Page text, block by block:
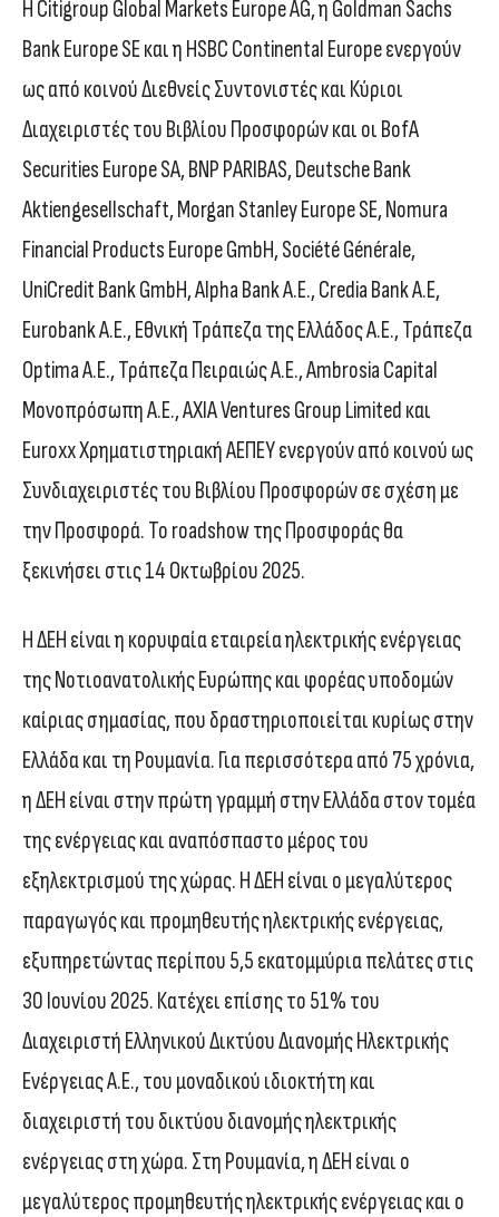
H Citigroup Global Markets Europe AG, η Goldman Sachs
Bank Europe SE και η HSBC Continental Europe ενεργούν
ως από κοινού Διεθνείς Συντονιστές και Κύριοι
Διαχειριστές του Βιβλίου Προσφορών και οι BofA
Securities Europe SA, BNP PARIBAS, Deutsche Bank
Aktiengesellschaft, Morgan Stanley Europe SE, Nomura
Financial Products Europe GmbH, Société Générale,
UniCredit Bank GmbH, Alpha Bank Α.Ε., Credia Bank Α.Ε,
Eurobank Α.Ε., Εθνική Τράπεζα της Ελλάδος Α.Ε., Τράπεζα
Optima Α.Ε., Τράπεζα Πειραιώς Α.Ε., Ambrosia Capital
Μονοπρόσωπη Α.Ε., AXIA Ventures Group Limited και
Euroxx Χρηματιστηριακή ΑΕΠΕΥ ενεργούν από κοινού ως
Συνδιαχειριστές του Βιβλίου Προσφορών σε σχέση με
την Προσφορά. Το roadshow της Προσφοράς θα
ξεκινήσει στις 14 Οκτωβρίου 2025.
Η ΔΕΗ είναι η κορυφαία εταιρεία ηλεκτρικής ενέργειας
της Νοτιοανατολικής Ευρώπης και φορέας υποδομών
καίριας σημασίας, που δραστηριοποιείται κυρίως στην
Ελλάδα και τη Ρουμανία. Για περισσότερα από 75 χρόνια,
η ΔΕΗ είναι στην πρώτη γραμμή στην Ελλάδα στον τομέα
της ενέργειας και αναπόσπαστο μέρος του
εξηλεκτρισμού της χώρας. Η ΔΕΗ είναι ο μεγαλύτερος
παραγωγός και προμηθευτής ηλεκτρικής ενέργειας,
εξυπηρετώντας περίπου 5,5 εκατομμύρια πελάτες στις
30 Ιουνίου 2025. Κατέχει επίσης το 51% του
Διαχειριστή Ελληνικού Δικτύου Διανομής Ηλεκτρικής
Ενέργειας Α.Ε., του μοναδικού ιδιοκτήτη και
διαχειριστή του δικτύου διανομής ηλεκτρικής
ενέργειας στη χώρα. Στη Ρουμανία, η ΔΕΗ είναι ο
μεγαλύτερος προμηθευτής ηλεκτρικής ενέργειας και ο